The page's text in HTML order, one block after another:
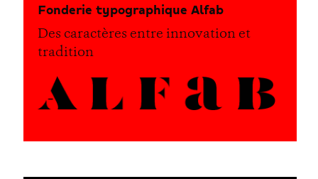
Fonderie typographique Alfab
Des caractères entre innovation et
tradition